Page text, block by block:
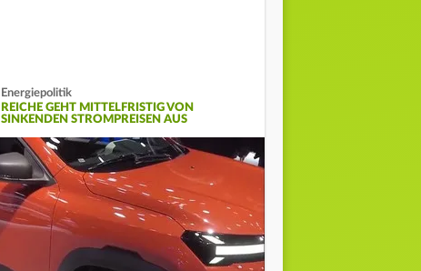
Energiepolitik
REICHE GEHT MITTELFRISTIG VON
SINKENDEN STROMPREISEN AUS